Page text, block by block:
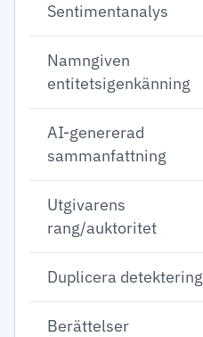
Sentimentanalys
Namngiven
entitetsigenkänning
AI-genererad
sammanfattning
Utgivarens
rang/auktoritet
Duplicera detektering
Berättelser